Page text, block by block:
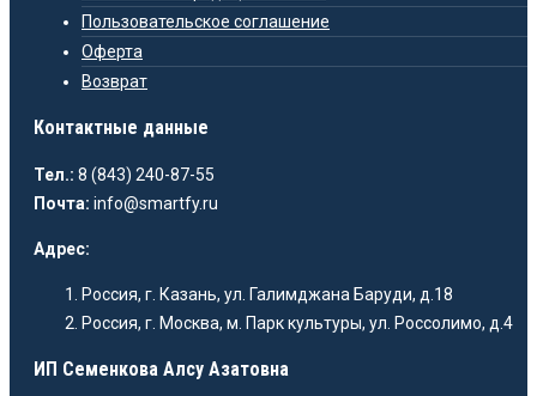
Пользовательское соглашение
Оферта
Возврат
Контактные данные
Тел.: 8 (843) 240-87-55
Почта: info@smartfy.ru
Адрес:
Россия, г. Казань, ул. Галимджана Баруди, д.18
Россия, г. Москва, м. Парк культуры, ул. Россолимо, д.4
ИП Семенкова Алсу Азатовна